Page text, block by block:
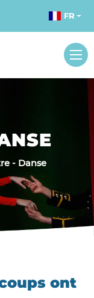
FR
- Danse
coups ont